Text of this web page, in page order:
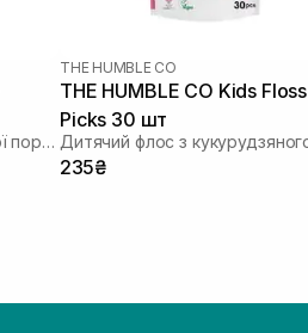
Дорожній набір для ротової порожнини
THE HUMBLE CO
THE HUMBLE CO Kids Floss
Picks 30 шт
235₴